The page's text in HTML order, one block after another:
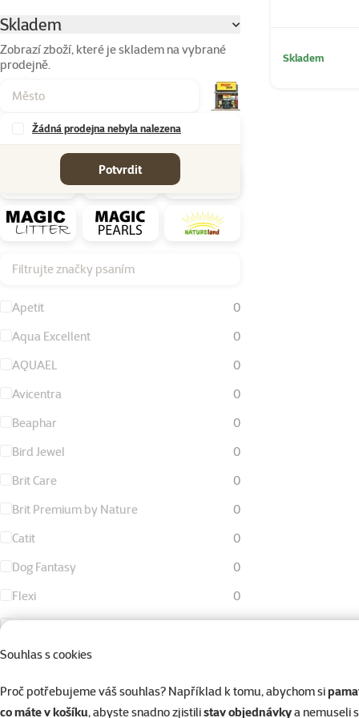
Souhlas s cookies
Proč potřebujeme váš souhlas? Například k tomu, abychom si
co máte v košíku, abyste snadno zjistilistav objednávkya nemuseli
Parametrický filtr
Skladem
Zobrazí zboží, které je skladem na vybrané
prodejně.
Žádná prodejna nebyla nalezena
Potvrdit
Filtrujte značky psaním
Apetit
0
Aqua Excellent
0
AQUAEL
0
Avicentra
0
Beaphar
0
Bird Jewel
0
Brit Care
0
Brit Premium by Nature
0
Catit
0
Dog Fantasy
0
Flexi
0
KAY
0
Living World
Magic Litter
0
Skladem